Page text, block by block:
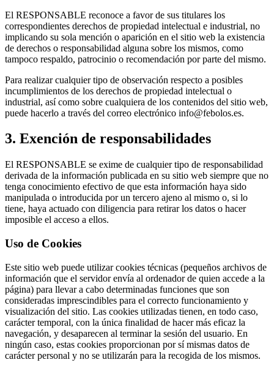
El RESPONSABLE reconoce a favor de sus titulares los
correspondientes derechos de propiedad intelectual e industrial, no
implicando su sola mención o aparición en el sitio web la existencia
de derechos o responsabilidad alguna sobre los mismos, como
tampoco respaldo, patrocinio o recomendación por parte del mismo.
Para realizar cualquier tipo de observación respecto a posibles
incumplimientos de los derechos de propiedad intelectual o
industrial, así como sobre cualquiera de los contenidos del sitio web,
puede hacerlo a través del correo electrónico info@febolos.es.
3. Exención de responsabilidades
El RESPONSABLE se exime de cualquier tipo de responsabilidad
derivada de la información publicada en su sitio web siempre que no
tenga conocimiento efectivo de que esta información haya sido
manipulada o introducida por un tercero ajeno al mismo o, si lo
tiene, haya actuado con diligencia para retirar los datos o hacer
imposible el acceso a ellos.
Uso de Cookies
Este sitio web puede utilizar cookies técnicas (pequeños archivos de
información que el servidor envía al ordenador de quien accede a la
página) para llevar a cabo determinadas funciones que son
consideradas imprescindibles para el correcto funcionamiento y
visualización del sitio. Las cookies utilizadas tienen, en todo caso,
carácter temporal, con la única finalidad de hacer más eficaz la
navegación, y desaparecen al terminar la sesión del usuario. En
ningún caso, estas cookies proporcionan por sí mismas datos de
carácter personal y no se utilizarán para la recogida de los mismos.